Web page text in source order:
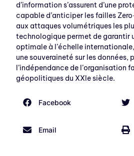
d’information s’assurent d’une
capable d’anticiper les failles
aux attaques volumétriques les
technologique permet de garantir
optimale à l’échelle
une souveraineté sur les données,
l’indépendance de l’organisation
géopolitiques du XXIe siècle.
Facebook
Email